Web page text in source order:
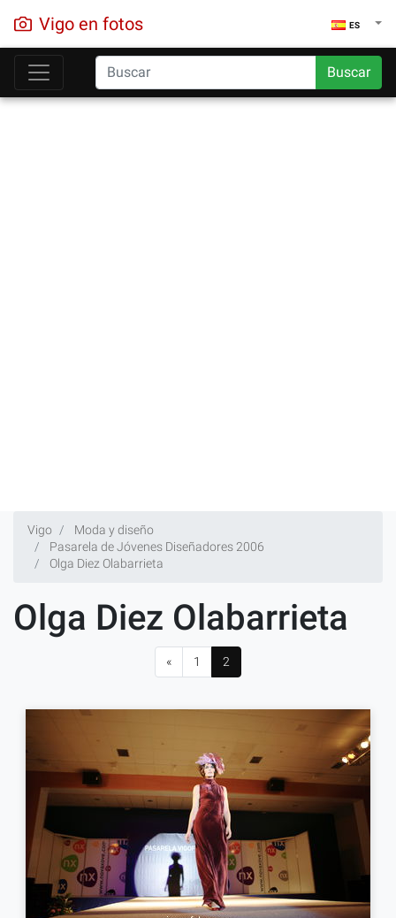
Vigo en fotos ES
Buscar
Vigo
Moda y diseño
Pasarela de Jóvenes Diseñadores 2006
Olga Diez Olabarrieta
Olga Diez Olabarrieta
« 1 2